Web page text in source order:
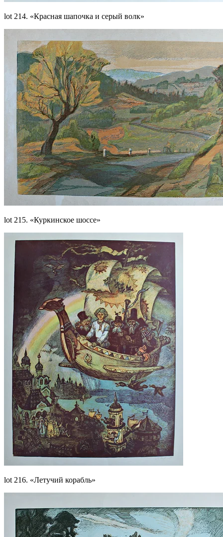
lot 214. «Красная шапочка и серый волк»
lot 215. «Куркинское шоссе»
lot 216. «Летучий корабль»